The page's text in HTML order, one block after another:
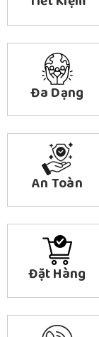
Đa Dạng
An Toàn
Đặt Hàng